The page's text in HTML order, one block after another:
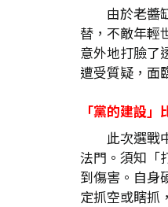
由於老醬
替，不敵年輕
意外地打臉了
遭受質疑，面
「黨的建設
此次選戰
法門。須知「
到傷害。自身
定抓空或瞎抓